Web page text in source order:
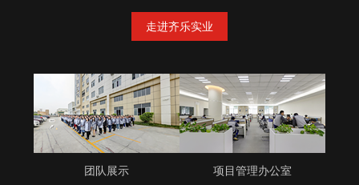
走进齐乐实业
团队展示 项目管理办公室